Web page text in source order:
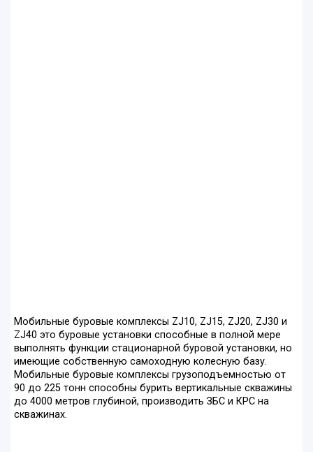
Мобильные буровые комплексы ZJ10, ZJ15, ZJ20, ZJ30 и
ZJ40 это буровые установки способные в полной мере
выполнять функции стационарной буровой установки, но
имеющие собственную самоходную колесную базу.
Мобильные буровые комплексы грузоподъемностью от
90 до 225 тонн способны бурить вертикальные скважины
до 4000 метров глубиной, производить ЗБС и КРС на
скважинах.